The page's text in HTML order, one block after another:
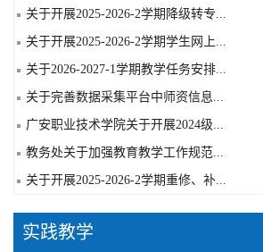
关于开展2025-2026-2学期降级转专...
关于开展2025-2026-2学期学生网上...
关于2026-2027-1学期教学任务安排...
关于完善数据采集平台中师资信息...
广安职业技术学院关于开展2024级...
教务处关于加强教育教学工作规范...
关于开展2025-2026-2学期重修、补...
实践教学